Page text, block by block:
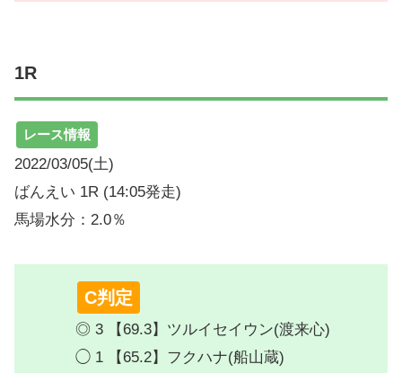
1R
レース情報
2022/03/05(土)
ばんえい 1R (14:05発走)
馬場水分：2.0％
C判定
◎ 3 【69.3】ツルイセイウン(渡来心)
◯ 1 【65.2】フクハナ(船山蔵)